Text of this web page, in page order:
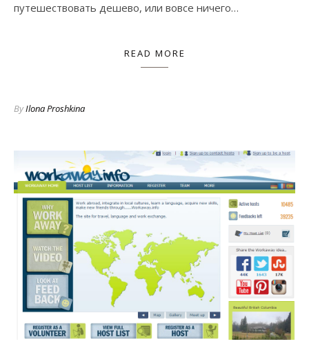
путешествовать дешево, или вовсе ничего…
READ MORE
ByIlona Proshkina